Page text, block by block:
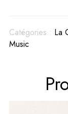
Catégories : La
Music